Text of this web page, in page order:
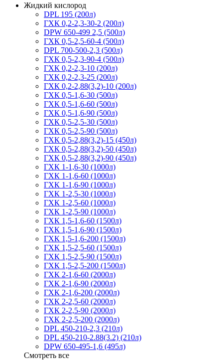
Жидкий кислород
DPL 195 (200л)
ГХК 0,2-2,3-30-2 (200л)
DPW 650-499 2,5 (500л)
ГХК 0,5-2,5-60-4 (500л)
DPL 700-500-2,3 (500л)
ГХК 0,5-2,3-90-4 (500л)
ГХК 0,2-2,3-10 (200л)
ГХК 0,2-2,3-25 (200л)
ГХК 0,2-2,88(3,2)-10 (200л)
ГХК 0,5-1,6-30 (500л)
ГХК 0,5-1,6-60 (500л)
ГХК 0,5-1,6-90 (500л)
ГХК 0,5-2,5-30 (500л)
ГХК 0,5-2,5-90 (500л)
ГХК 0,5-2,88(3,2)-15 (450л)
ГХК 0,5-2,88(3,2)-50 (450л)
ГХК 0,5-2,88(3,2)-90 (450л)
ГХК 1-1,6-30 (1000л)
ГХК 1-1,6-60 (1000л)
ГХК 1-1,6-90 (1000л)
ГХК 1-2,5-30 (1000л)
ГХК 1-2,5-60 (1000л)
ГХК 1-2,5-90 (1000л)
ГХК 1,5-1,6-60 (1500л)
ГХК 1,5-1,6-90 (1500л)
ГХК 1,5-1,6-200 (1500л)
ГХК 1,5-2,5-60 (1500л)
ГХК 1,5-2,5-90 (1500л)
ГХК 1,5-2,5-200 (1500л)
ГХК 2-1,6-60 (2000л)
ГХК 2-1,6-90 (2000л)
ГХК 2-1,6-200 (2000л)
ГХК 2-2,5-60 (2000л)
ГХК 2-2,5-90 (2000л)
ГХК 2-2,5-200 (2000л)
DPL 450-210-2,3 (210л)
DPL 450-210-2.88(3.2) (210л)
DPW 650-495-1,6 (495л)
Смотреть все